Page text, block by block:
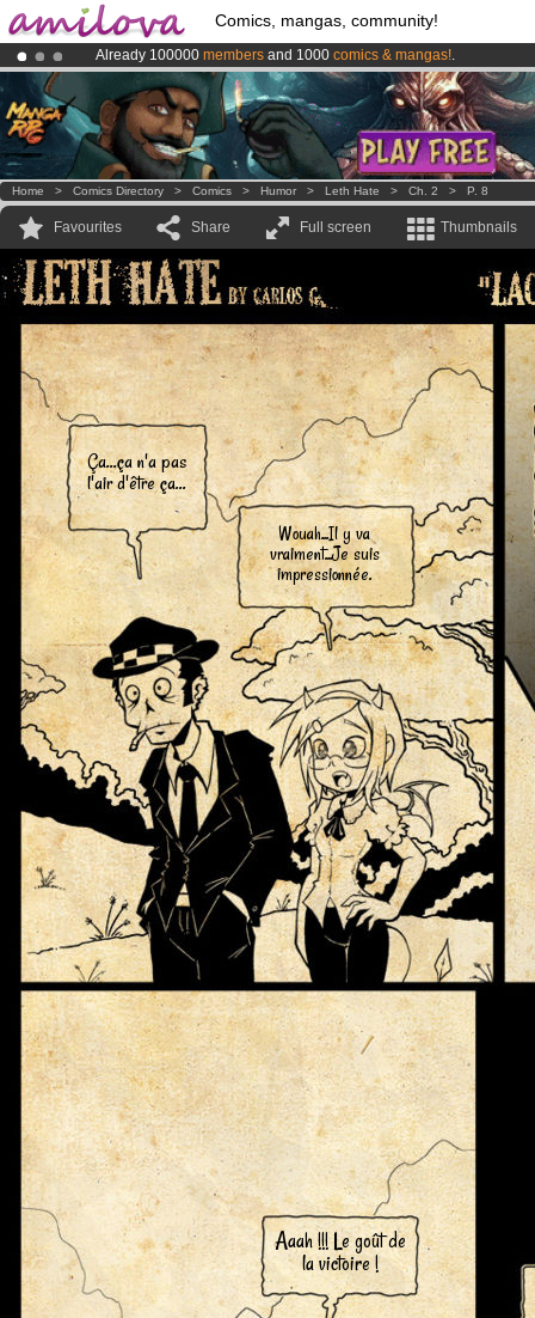
Comics, mangas, community!
Already 100000 members and 1000 comics & mangas!.
AmilovaKickstarter is now LIVE!.
Premium membership from3.95 euros per month !Get membership
Home > Comics Directory > Comics > Humor > Leth Hate > Ch. 2 > P. 8
Favourites Share Full screen Thumbnails
Ça...ça n'a pas
l'air d'être ça...
Wouah...Il y va
vraiment...Je suis
impressionnée.
Aaah !!! Le goût de
la victoire !